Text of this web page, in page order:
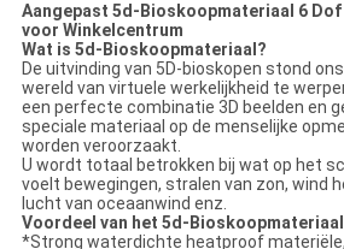
Aangepast 5d-Bioskoopmateriaal 6
voor Winkelcentrum
Wat is 5d-Bioskoopmateriaal?
De uitvinding van 5D-bioskopen stond
wereld van virtuele werkelijkheid te
een perfecte combinatie 3D beelden en
speciale materiaal op de menselijke
worden veroorzaakt.
U wordt totaal betrokken bij wat op het
voelt bewegingen, stralen van zon, wind
lucht van oceaanwind enz.
Voordeel van het 5d-Bioskoopmateriaal
*Strong waterdichte heatproof